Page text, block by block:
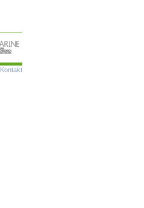
Navigation
Kontakt